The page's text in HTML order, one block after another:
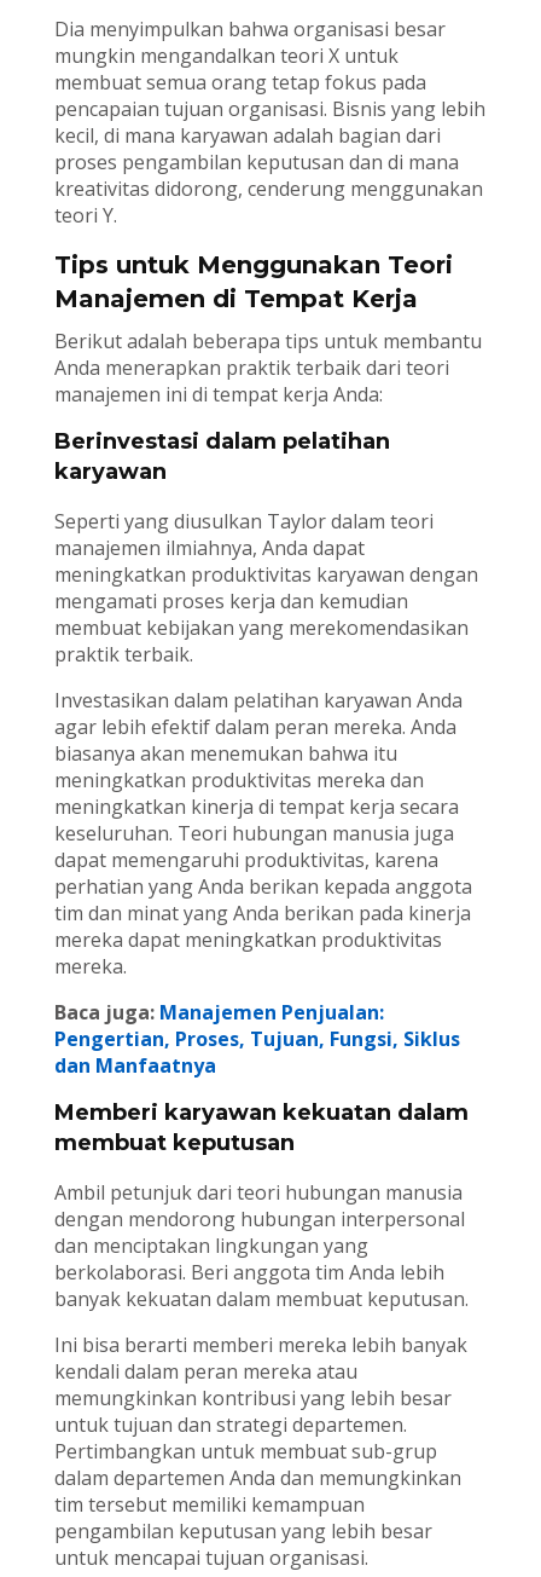
Dia menyimpulkan bahwa organisasi besar
mungkin mengandalkan teori X untuk
membuat semua orang tetap fokus pada
pencapaian tujuan organisasi. Bisnis yang lebih
kecil, di mana karyawan adalah bagian dari
proses pengambilan keputusan dan di mana
kreativitas didorong, cenderung menggunakan
teori Y.
Tips untuk Menggunakan Teori
Manajemen di Tempat Kerja
Berikut adalah beberapa tips untuk membantu
Anda menerapkan praktik terbaik dari teori
manajemen ini di tempat kerja Anda:
Berinvestasi dalam pelatihan
karyawan
Seperti yang diusulkan Taylor dalam teori
manajemen ilmiahnya, Anda dapat
meningkatkan produktivitas karyawan dengan
mengamati proses kerja dan kemudian
membuat kebijakan yang merekomendasikan
praktik terbaik.
Investasikan dalam pelatihan karyawan Anda
agar lebih efektif dalam peran mereka. Anda
biasanya akan menemukan bahwa itu
meningkatkan produktivitas mereka dan
meningkatkan kinerja di tempat kerja secara
keseluruhan. Teori hubungan manusia juga
dapat memengaruhi produktivitas, karena
perhatian yang Anda berikan kepada anggota
tim dan minat yang Anda berikan pada kinerja
mereka dapat meningkatkan produktivitas
mereka.
Baca juga: Manajemen Penjualan:
Pengertian, Proses, Tujuan, Fungsi, Siklus
dan Manfaatnya
Memberi karyawan kekuatan dalam
membuat keputusan
Ambil petunjuk dari teori hubungan manusia
dengan mendorong hubungan interpersonal
dan menciptakan lingkungan yang
berkolaborasi. Beri anggota tim Anda lebih
banyak kekuatan dalam membuat keputusan.
Ini bisa berarti memberi mereka lebih banyak
kendali dalam peran mereka atau
memungkinkan kontribusi yang lebih besar
untuk tujuan dan strategi departemen.
Pertimbangkan untuk membuat sub-grup
dalam departemen Anda dan memungkinkan
tim tersebut memiliki kemampuan
pengambilan keputusan yang lebih besar
untuk mencapai tujuan organisasi.